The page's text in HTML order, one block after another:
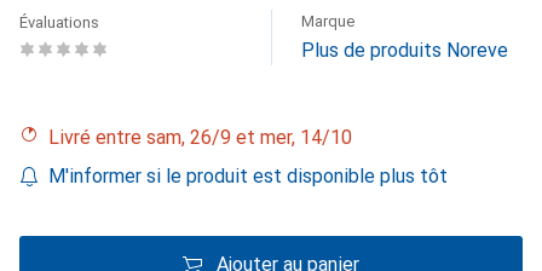
Évaluations Marque
Plus de produits Noreve
Livré entre sam, 26/9 et mer, 14/10
M'informer si le produit est disponible plus tôt
Ajouter au panier